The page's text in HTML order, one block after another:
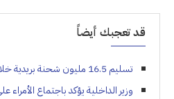
قد تعجبك أيضاً
تسليم 16.5 مليون شحنة بريدية خلال 20 يوماً من رمضان
وزير الداخلية يؤكد باجتماع